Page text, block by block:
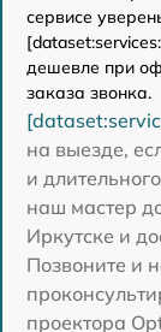
сервисе
дешевле при
заказа звонка.
на выезде,
и
наш мастер
Иркутске и
Позвоните и
проектора